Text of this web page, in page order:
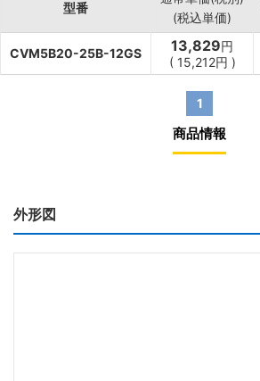
型番
(税込単価)
CVM5B20-25B-12GS 13,829円
( 15,212円 )
1
商品情報
外形図